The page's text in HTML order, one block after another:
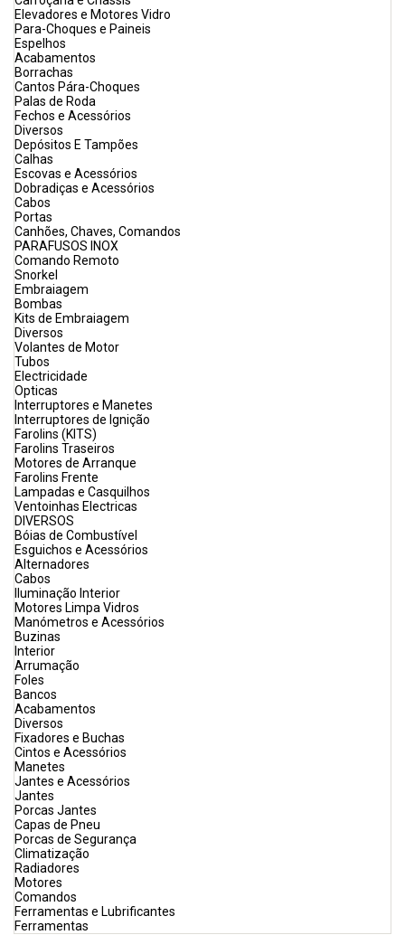
Elevadores e Motores Vidro
Para-Choques e Paineis
Espelhos
Acabamentos
Borrachas
Cantos Pára-Choques
Palas de Roda
Fechos e Acessórios
Diversos
Depósitos E Tampões
Calhas
Escovas e Acessórios
Dobradiças e Acessórios
Cabos
Portas
Canhões, Chaves, Comandos
PARAFUSOS INOX
Comando Remoto
Snorkel
Embraiagem
Bombas
Kits de Embraiagem
Diversos
Volantes de Motor
Tubos
Electricidade
Opticas
Interruptores e Manetes
Interruptores de Ignição
Farolins (KITS)
Farolins Traseiros
Motores de Arranque
Farolins Frente
Lampadas e Casquilhos
Ventoinhas Electricas
DIVERSOS
Bóias de Combustível
Esguichos e Acessórios
Alternadores
Cabos
Iluminação Interior
Motores Limpa Vidros
Manómetros e Acessórios
Buzinas
Interior
Arrumação
Foles
Bancos
Acabamentos
Diversos
Fixadores e Buchas
Cintos e Acessórios
Manetes
Jantes e Acessórios
Jantes
Porcas Jantes
Capas de Pneu
Porcas de Segurança
Climatização
Radiadores
Motores
Comandos
Ferramentas e Lubrificantes
Ferramentas